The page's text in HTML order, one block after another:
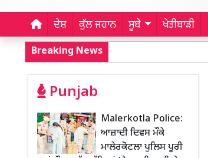
ਦੇਸ਼ ਕੁੱਲ ਜਹਾਨ ਸੂਬੇ ਖੇਤੀਬਾੜੀ
Breaking News
Punjab
Malerkotla Police:
ਆਜ਼ਾਦੀ ਦਿਵਸ ਮੌਕੇ
ਮਾਲੇਰਕੋਟਲਾ ਪੁਲਿਸ ਪੂਰੀ